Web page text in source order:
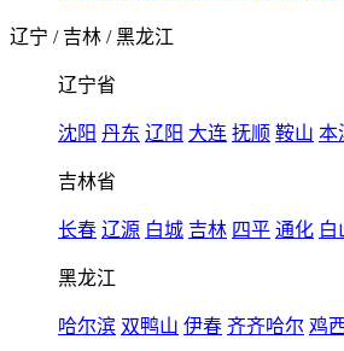
辽宁 / 吉林 /黑龙江
辽宁省
沈阳 丹东 辽阳 大连 抚顺 鞍山 本
吉林省
长春 辽源 白城 吉林 四平 通化 白
黑龙江
哈尔滨 双鸭山 伊春 齐齐哈尔 鸡